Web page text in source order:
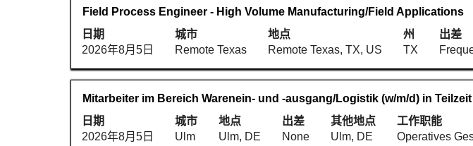
位
选
择
以
查
看
职
完
整
内
看
位
信
息
完
整
内
行
选
择
查
看
位
信
职
务
Field Process Engineer - High Volume Manufacturing/Field Applications
日期
2026年8月5日
城市
Remote Texas
地点
Remote Texas, TX, US
州
TX
出差
使
用
空
格
键
行
选
择
职
务
Mitarbeiter im Bereich Warenein- und -ausgang/Logistik (w/m/d) in Teilzeit
日期
2026年8月5日
城市
Ulm
地点
Ulm, DE
出差
None
其他地点
Ulm, DE
工作职能
Operatives
使
用
空